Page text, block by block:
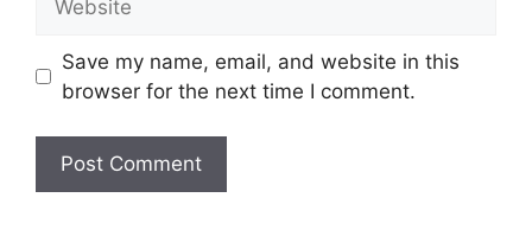
Save my name, email, and website in this
browser for the next time I comment.